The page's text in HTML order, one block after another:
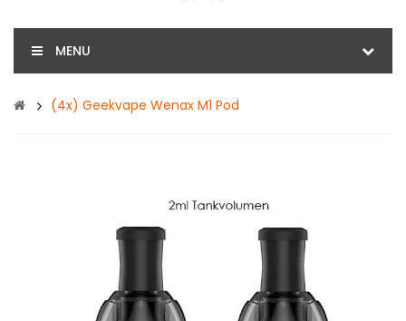
MENU
(4x) Geekvape Wenax M1 Pod